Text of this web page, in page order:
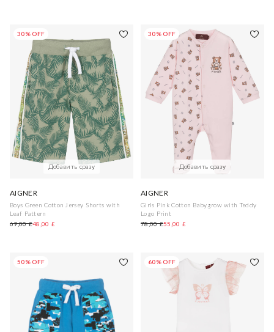
30% OFF
Добавить сразу
AIGNER
Boys Green Cotton Jersey Shorts with
Leaf Pattern
69,00 £48,00 £
30% OFF
Добавить сразу
AIGNER
Girls Pink Cotton Babygrow with Teddy
Logo Print
78,00 £55,00 £
50% OFF 60% OFF